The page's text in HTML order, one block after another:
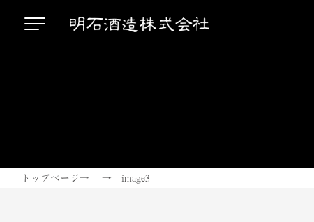
トップページ→ → image3